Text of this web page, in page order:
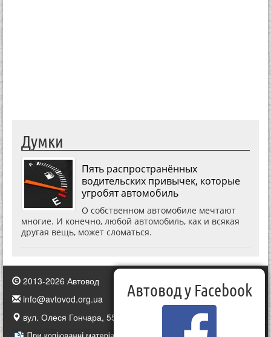
Думки
Пять распространённых
водительских привычек, которые
угробят автомобиль
О собственном автомобиле мечтают
многие. И конечно, любой автомобиль, как и всякая
другая вещь, может сломаться.
2013-2026 Автовод
info@avtovod.org.ua
вул. Олеся Гончара, 55, Київ, Україна
Автовод у Facebook